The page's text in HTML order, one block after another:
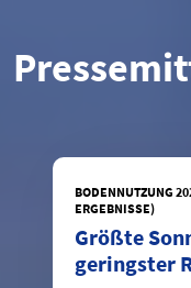
BODENNUTZUNG
ERGEBNISSE)
Größte
geringster